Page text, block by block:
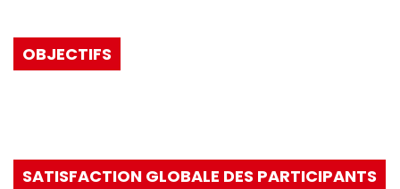
OBJECTIFS
SATISFACTION GLOBALE DES PARTICIPANTS